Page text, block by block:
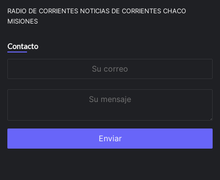
RADIO DE CORRIENTES NOTICIAS DE CORRIENTES CHACO
MISIONES
Contacto